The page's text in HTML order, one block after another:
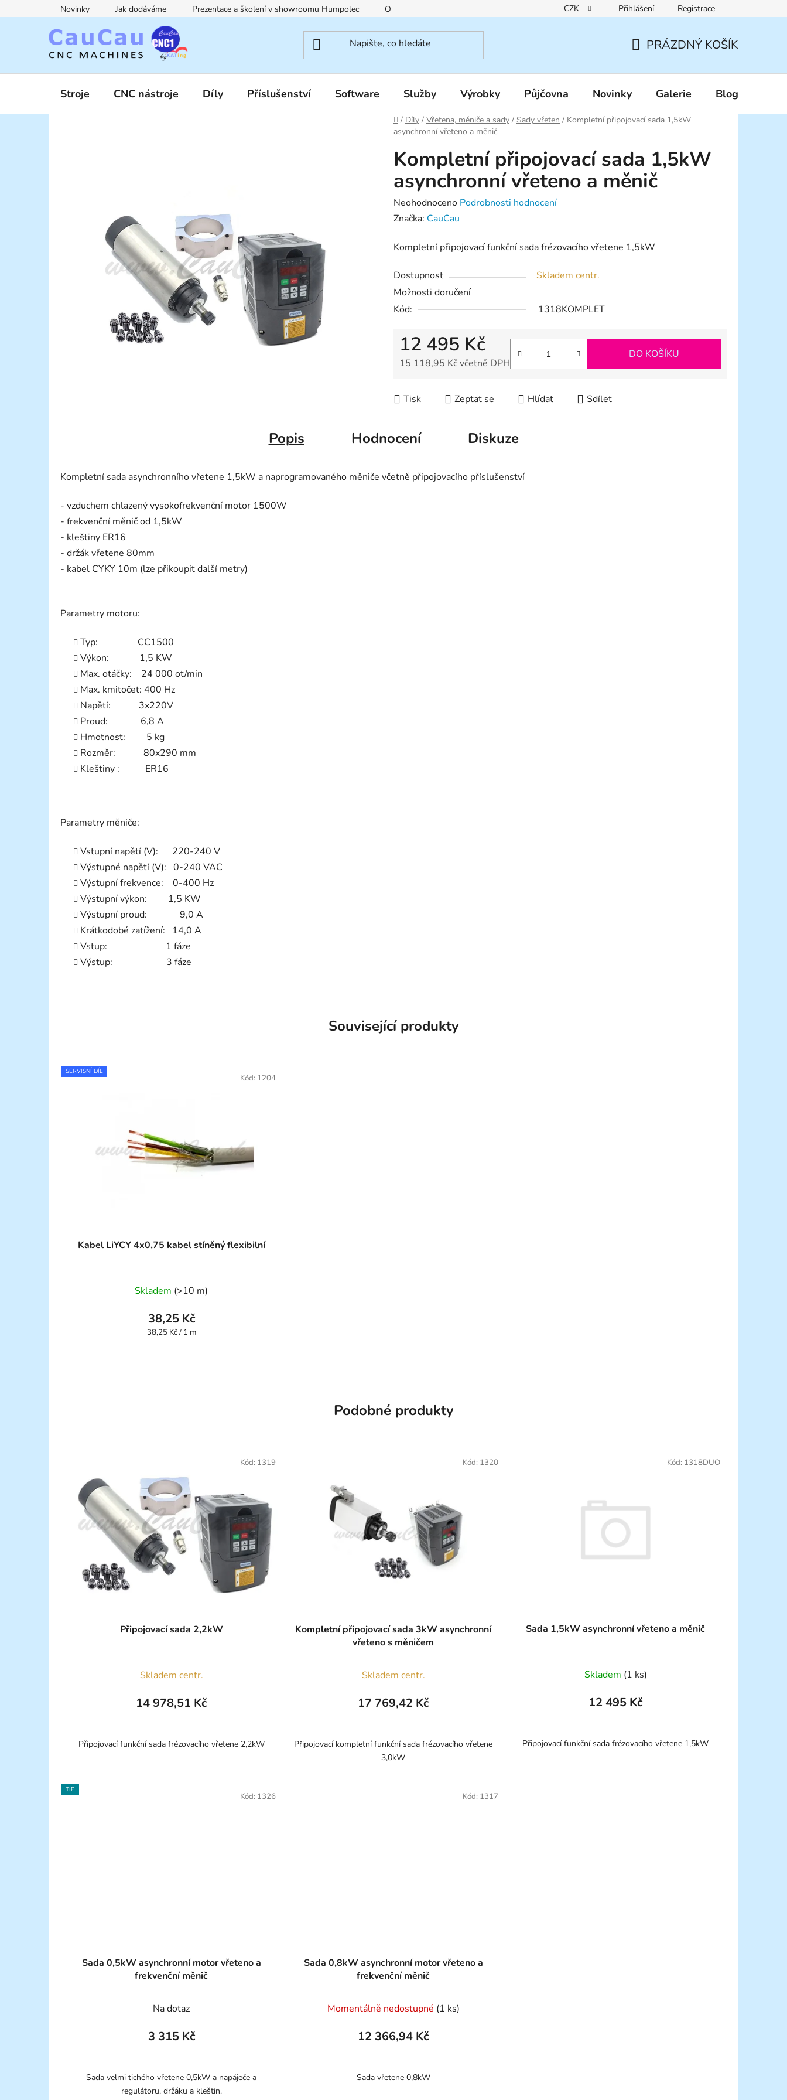
na
Novinky Jak dodáváme Prezentace a školení v showroomu Humpolec O nás Reklamační řád Pravidla zákaznických slev
CZK Přihlášení Registrace
KOŠÍK
PRÁZDNÝ KOŠÍK
Stroje CNC nástroje Díly Příslušenství Software Služby Výrobky Půjčovna Novinky Galerie Blog
Domů
/ Díly / Vřetena, měniče a sady / Sady vřeten / Kompletní připojovací sada 1,5kW
asynchronní vřeteno a měnič
Kompletní připojovací sada 1,5kW
asynchronní vřeteno a měnič
Průměrné
hodnocení
je
z
5
hvězdiček.
Neohodnoceno Podrobnosti hodnocení
Značka: CauCau
Kompletní připojovací funkční sada frézovacího vřetene 1,5kW
Dostupnost
Skladem centr.
Možnosti doručení
Kód:
1318KOMPLET
12 495 Kč
15 118,95 Kč včetně DPH
DO KOŠÍKU
Tisk Zeptat se Hlídat Sdílet
Popis Hodnocení Diskuze
Kompletní sada asynchronního vřetene 1,5kW a naprogramovaného měniče včetně připojovacího příslušenství
- vzduchem chlazený vysokofrekvenční motor 1500W
- frekvenční měnič od 1,5kW
- kleštiny ER16
- držák vřetene 80mm
- kabel CYKY 10m (lze přikoupit další metry)
Parametry motoru:
Typ: CC1500
Výkon: 1,5 KW
Max. otáčky: 24 000 ot/min
Max. kmitočet: 400 Hz
Napětí: 3x220V
Proud: 6,8 A
Hmotnost: 5 kg
Rozměr: 80x290 mm
Kleštiny : ER16
Parametry měniče:
Vstupní napětí (V): 220-240 V
Výstupné napětí (V): 0-240 VAC
Výstupní frekvence: 0-400 Hz
Výstupní výkon: 1,5 KW
Výstupní proud: 9,0 A
Krátkodobé zatížení: 14,0 A
Vstup: 1 fáze
Výstup: 3 fáze
Související produkty
SERVISNÍ DÍL
Kabel LiYCY 4x0,75 kabel stíněný flexibilní
Skladem (>10 m)
38,25 Kč
Měrná
38,25 Kč / 1 m
Kód: 1204
Podobné produkty
Připojovací sada 2,2kW
Skladem centr.
14 978,51 Kč
Připojovací funkční sada frézovacího vřetene 2,2kW
Kód: 1319
Kompletní připojovací sada 3kW asynchronní
vřeteno s měničem
Skladem centr.
17 769,42 Kč
Připojovací kompletní funkční sada frézovacího vřetene
3,0kW
Kód: 1320
Sada 1,5kW asynchronní vřeteno a měnič
Skladem (1 ks)
12 495 Kč
Připojovací funkční sada frézovacího vřetene 1,5kW
Kód: 1318DUO
TIP
Sada 0,5kW asynchronní motor vřeteno a
frekvenční měnič
Na dotaz
3 315 Kč
Sada velmi tichého vřetene 0,5kW a napáječe a
regulátoru, držáku a kleštin.
Kód: 1326
Sada 0,8kW asynchronní motor vřeteno a
frekvenční měnič
Momentálně nedostupné (1 ks)
12 366,94 Kč
Sada vřetene 0,8kW
Kód: 1317